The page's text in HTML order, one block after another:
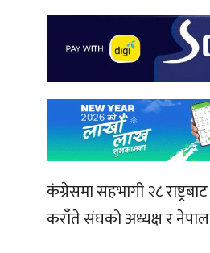
कंग्रेसमा सहभागी २८
कराँते संघको अध्यक्ष र